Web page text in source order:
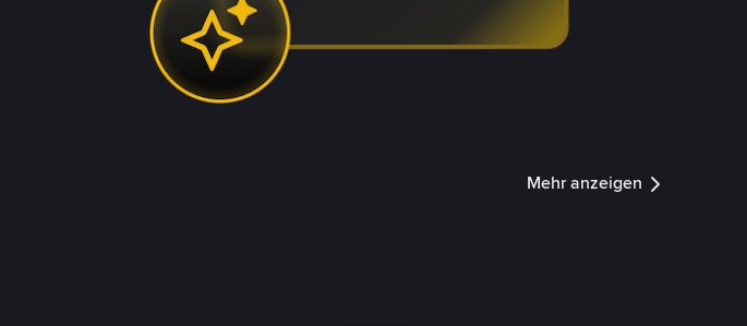
Mehr anzeigen